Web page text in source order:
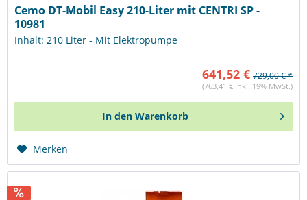
Cemo DT-Mobil Easy 210-Liter mit CENTRI SP -
10981
Inhalt: 210 Liter - Mit Elektropumpe
641,52 € 729,00 € *
(763,41 € inkl. 19% MwSt.)
In den Warenkorb
Merken